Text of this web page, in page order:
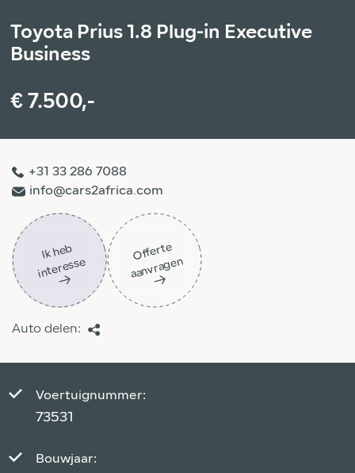
Toyota Prius 1.8 Plug-in Executive
Business
€ 7.500,-
+31 33 286 7088
info@cars2africa.com
Ik
h
e
b
i
nt
er
ess
e
Off
ert
e
aa
n
vra
g
e
n
Auto delen:
Voertuignummer:
73531
Bouwjaar: